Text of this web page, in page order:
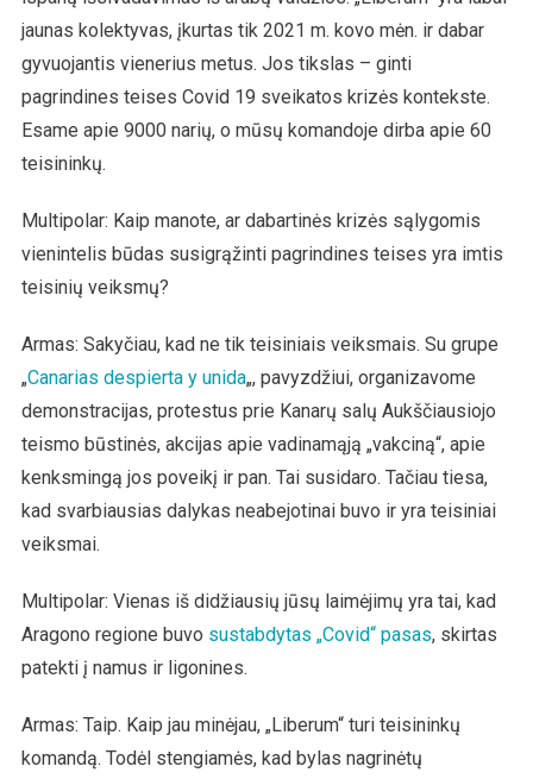
jaunas kolektyvas, įkurtas tik 2021 m. kovo mėn. ir dabar
gyvuojantis vienerius metus. Jos tikslas – ginti
pagrindines teises Covid 19 sveikatos krizės kontekste.
Esame apie 9000 narių, o mūsų komandoje dirba apie 60
teisininkų.
Multipolar: Kaip manote, ar dabartinės krizės sąlygomis
vienintelis būdas susigrąžinti pagrindines teises yra imtis
teisinių veiksmų?
Armas: Sakyčiau, kad ne tik teisiniais veiksmais. Su grupe
„Canarias despierta y unida„, pavyzdžiui, organizavome
demonstracijas, protestus prie Kanarų salų Aukščiausiojo
teismo būstinės, akcijas apie vadinamąją „vakciną“, apie
kenksmingą jos poveikį ir pan. Tai susidaro. Tačiau tiesa,
kad svarbiausias dalykas neabejotinai buvo ir yra teisiniai
veiksmai.
Multipolar: Vienas iš didžiausių jūsų laimėjimų yra tai, kad
Aragono regione buvo sustabdytas „Covid“ pasas, skirtas
patekti į namus ir ligonines.
Armas: Taip. Kaip jau minėjau, „Liberum“ turi teisininkų
komandą. Todėl stengiamės, kad bylas nagrinėtų